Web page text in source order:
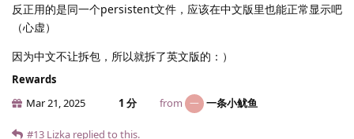
反正用的是同一个persistent文件，应该在中文版里也能正常显示吧
（心虚）
因为中文不让拆包，所以就拆了英文版的：）
Rewards
Mar 21, 2025
1 分 from 一 一条小鱿鱼
#13 Lizka replied to this.